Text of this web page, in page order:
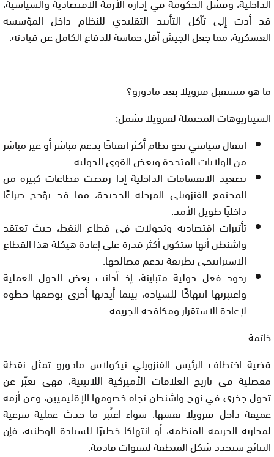
قد أدت إلى تآكل التأييد التقليدي للنظام داخل المؤسسة
العسكرية، مما جعل الجيش أقل حماسة للدفاع الكامل عن قيادته.
ما هو مستقبل فنزويلا بعد مادورو؟
السيناريوهات المحتملة لفنزويلا تشمل:
انتقال سياسي نحو نظام أكثر انفتاحًابدعم مباشر أو غير مباشر
من الولايات المتحدة وبعض القوى الدولية.
تصعيد الانقسامات الداخلية إذا رفضت قطاعات كبيرة من
المجتمع الفنزويلي المرحلة الجديدة، مما قد يؤجج صراعًا
داخليًا طويل الأمد.
تأثيرات اقتصادية وتحولات في قطاع النفط، حيث تعتقد
واشنطن أنها ستكون أكثر قدرة على إعادة هيكلة هذا القطاع
الاستراتيجي بطريقة تدعم مصالحها.
ردود فعل دولية متباينة، إذ أدانت بعض الدول العملية
واعتبرتها انتهاكًا للسيادة، بينما أيدتها أخرى بوصفها خطوة
لإعادة الاستقرار ومكافحة الجريمة.
خاتمة
قضية اختطاف الرئيس الفنزويلي نيكولاس مادورو تمثل نقطة
مفصلية في تاريخ العلاقات الأميركية–اللاتينية، فهي تعبّر عن
تحول جذري في نهج واشنطن تجاه خصومها الإقليميين، وعن أزمة
عميقة داخل فنزويلا نفسها. سواء اعتُبر ما حدث عملية شرعية
لمحاربة الجريمة المنظمة، أو انتهاكًا خطيرًا للسيادة الوطنية، فإن
النتائج ستحدد شكل المنطقة لسنوات قادمة.